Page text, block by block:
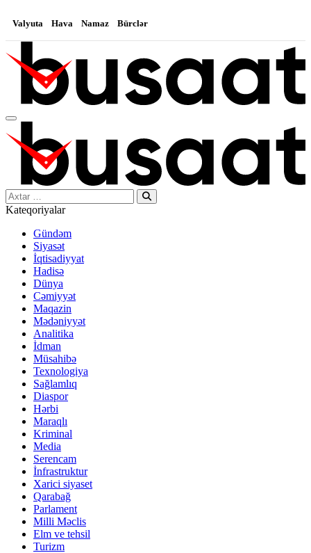
Valyuta Hava Namaz Bürclər
Search…
Kateqoriyalar
Gündəm
Siyasət
İqtisadiyyat
Hadisə
Dünya
Cəmiyyət
Maqazin
Mədəniyyət
Analitika
İdman
Müsahibə
Texnologiya
Sağlamlıq
Diaspor
Hərbi
Maraqlı
Kriminal
Media
Serencam
İnfrastruktur
Xarici siyaset
Qarabağ
Parlament
Milli Məclis
Elm ve tehsil
Turizm